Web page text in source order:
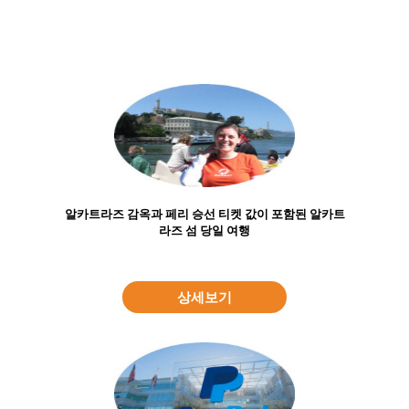
알카트라즈 감옥과 페리 승선 티켓 값이 포함된 알카트
라즈 섬 당일 여행
상세보기